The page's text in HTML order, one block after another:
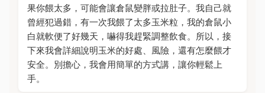
果你餵太多，可能會讓倉鼠變胖或拉肚子。我自己就
曾經犯過錯，有一次我餵了太多玉米粒，我的倉鼠小
白就軟便了好幾天，嚇得我趕緊調整飲食。所以，接
下來我會詳細說明玉米的好處、風險，還有怎麼餵才
安全。別擔心，我會用簡單的方式講，讓你輕鬆上
手。